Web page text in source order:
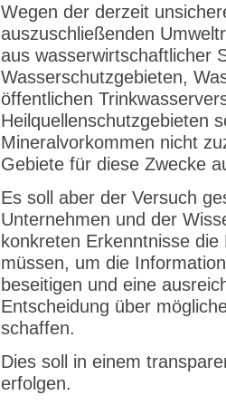
Wegen der derzeit
auszuschließenden
aus wasserwirtschaftlicher
Wasserschutzgebieten,
öffentlichen
Heilquellenschutzgebieten
Mineralvorkommen nicht
Gebiete für diese Zwecke
Es soll aber der Versuch
Unternehmen und der
konkreten Erkenntnisse
müssen, um die
beseitigen und eine
Entscheidung über
schaffen.
Dies soll in einem
erfolgen.